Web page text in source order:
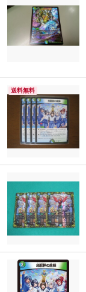
送料無料